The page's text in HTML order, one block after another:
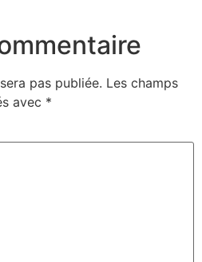
pas publiée. Les champs
avec *